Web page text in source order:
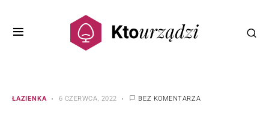
ŁAZIENKA 6 CZERWCA, 2022 BEZ KOMENTARZA